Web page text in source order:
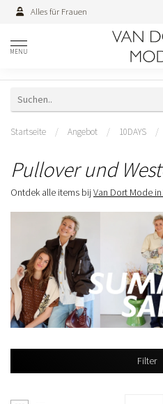
Alles für Frauen
MENU
Startseite / Angebot / 10DAYS /
Pullover und
Ontdek alle items bij Van Dort Mode
Filter